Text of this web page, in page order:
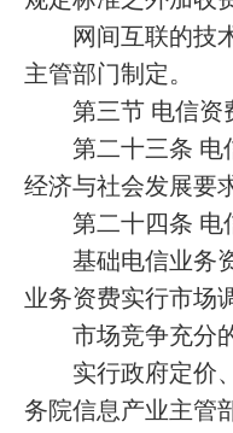
网间互联的技术
主管部门制定。
第三节 电信资
第二十三条 电信
经济与社会发展要
第二十四条 电信
基础电信业务资
业务资费实行市场
市场竞争充分的
实行政府定价、
务院信息产业主管